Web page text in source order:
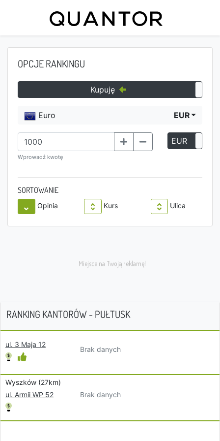
OPCJE RANKINGU
Kupuję
Euro EUR
Wprowadź kwotę
EUR
SORTOWANIE
Opinia Kurs Ulica
RANKING KANTORÓW - PUŁTUSK
ul. 3 Maja 12
Brak danych
Wyszków (27km)
ul. Armii WP 52
Brak danych